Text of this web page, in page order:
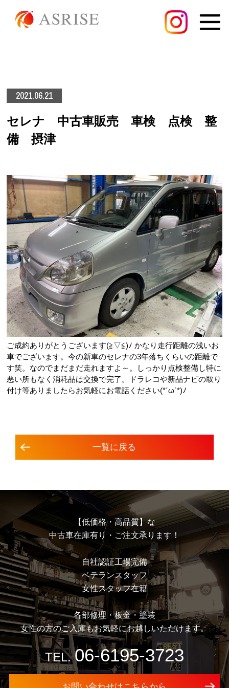
2021.06.21
セレナ 中古車販売 車検 点検 整
備 摂津
ご成約ありがとうございます(≧▽≦)ﾉ かなり走行距離の浅いお
車でございます。今の新車のセレナの3年落ちくらいの距離で
す笑。なのでまだまだ走れますよ～。しっかり点検整備し特に
悪い所もなく消耗品は交換で完了。ドラレコや新品ナビの取り
付け等ありましたらお気軽にお電話ください(*´ω`*)ﾉ
⼀覧に戻る
【低価格・高品質】な
中古車在庫有り・ご注文承ります！
⾃社認証⼯場完備
ベテランスタッフ
⼥性スタッフ在籍
各部修理・板⾦・塗装
⼥性の⽅のご⼊庫もお気軽にお越しいただけます。
TEL. 06-6195-3723